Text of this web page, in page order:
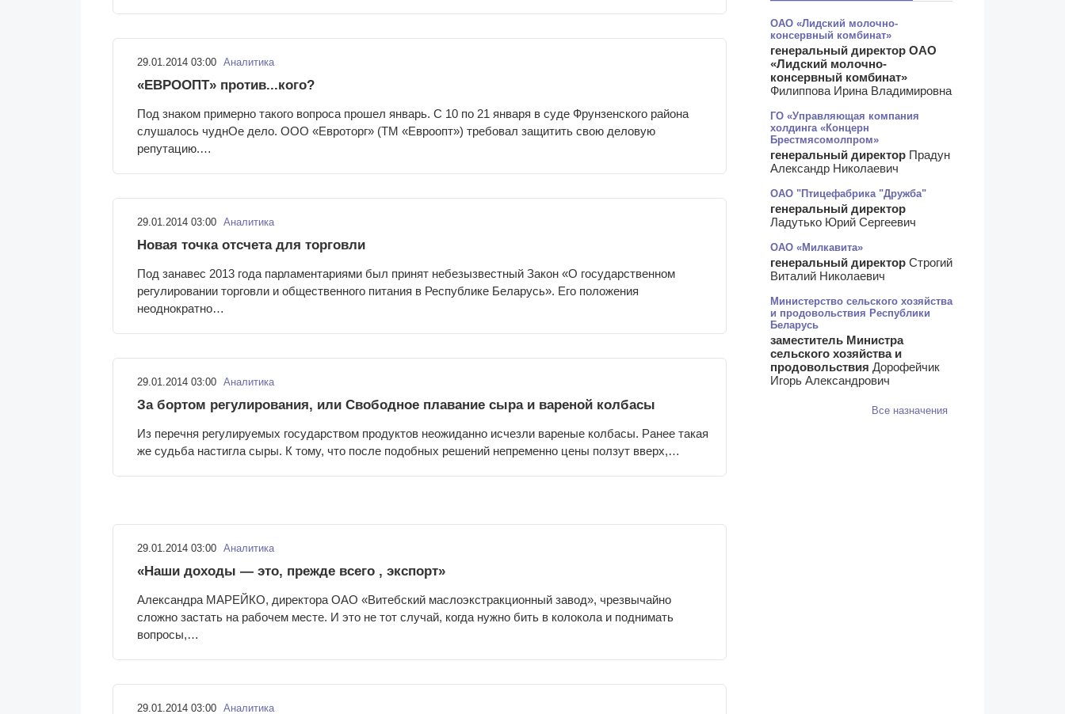
29.01.2014 03:00 Аналитика
«ЕВРООПТ» против...кого?
Под знаком примерно такого вопроса прошел январь. С 10 по 21 января в суде Фрунзенского района
слушалось чуднОе дело. ООО «Евроторг» (ТМ «Евроопт») требовал защитить свою деловую
репутацию.…
29.01.2014 03:00 Аналитика
Новая точка отсчета для торговли
Под занавес 2013 года парламентариями был принят небезызвестный Закон «О государственном
регулировании торговли и общественного питания в Республике Беларусь». Его положения
неоднократно…
29.01.2014 03:00 Аналитика
За бортом регулирования, или Свободное плавание сыра и вареной колбасы
Из перечня регулируемых государством продуктов неожиданно исчезли вареные колбасы. Ранее такая
же судьба настигла сыры. К тому, что после подобных решений непременно цены ползут вверх,…
29.01.2014 03:00 Аналитика
«Наши доходы — это, прежде всего , экспорт»
Александра МАРЕЙКО, директора ОАО «Витебский маслоэкстракционный завод», чрезвычайно
сложно застать на рабочем месте. И это не тот случай, когда нужно бить в колокола и поднимать
вопросы,…
29.01.2014 03:00 Аналитика
ОАО «Лидский молочно-
консервный комбинат»
генеральный директор ОАО
«Лидский молочно-
консервный комбинат»
Филиппова Ирина Владимировна
ГО «Управляющая компания
холдинга «Концерн
Брестмясомолпром»
генеральный директор Прадун
Александр Николаевич
ОАО "Птицефабрика "Дружба"
генеральный директор
Ладутько Юрий Сергеевич
ОАО «Милкавита»
генеральный директор Строгий
Виталий Николаевич
Министерство сельского хозяйства
и продовольствия Республики
Беларусь
заместитель Министра
сельского хозяйства и
продовольствия Дорофейчик
Игорь Александрович
Все назначения